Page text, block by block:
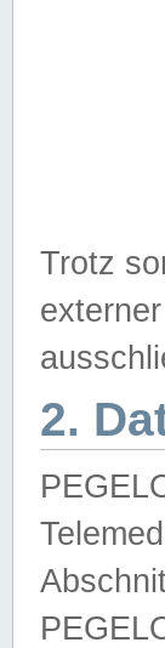
Trotz
2.